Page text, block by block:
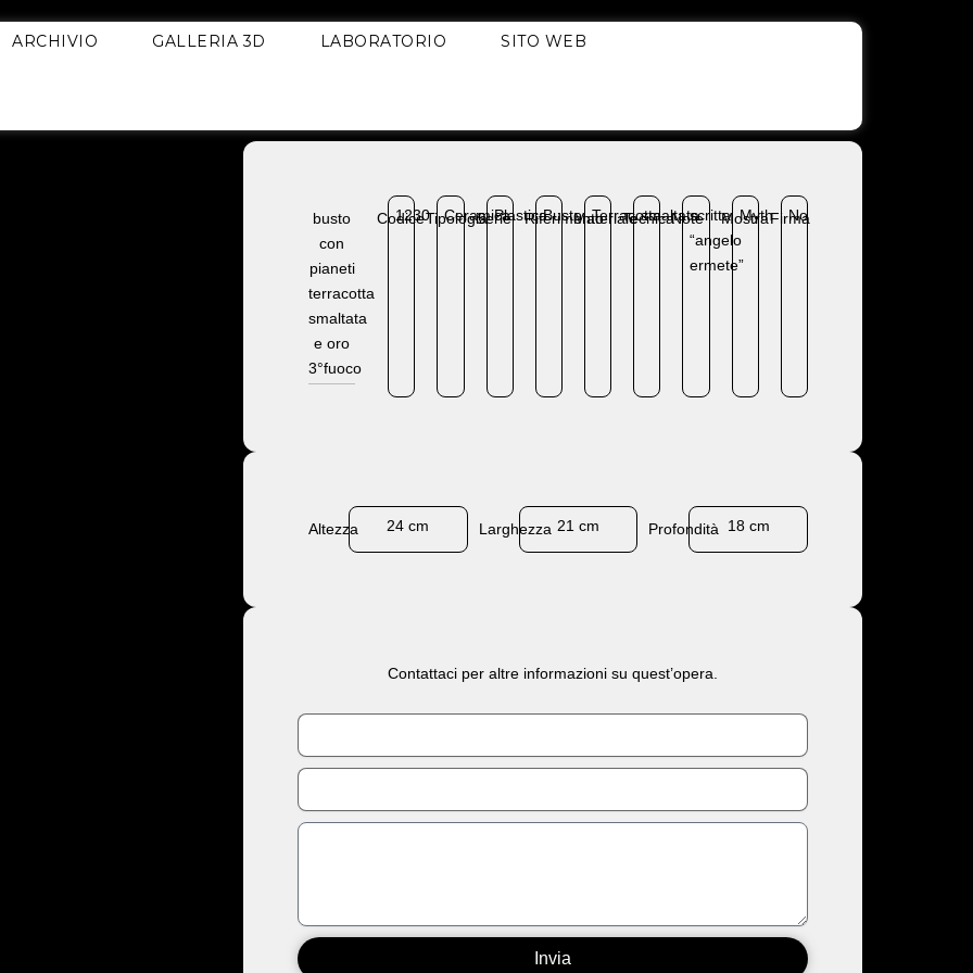
ARCHIVIO GALLERIA 3D LABORATORIO SITO WEB
busto
con
pianeti
terracotta
smaltata
e oro
3°fuoco
Codice
1230Tipologia
Ceramica
SeriePlasticaRiferimento
BustoMateriale
Terracotta
Tecnica
smaltata
Notescritta
“angelo
ermete”
Mostra
MythFirma
No
Altezza 24 cm Larghezza 21 cm Profondità 18 cm
Contattaci per altre informazioni su quest’opera.
Nome
Email
Messaggio
Invia